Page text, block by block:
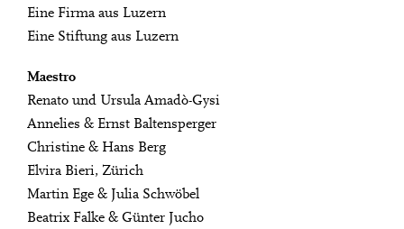
Eine Firma aus Luzern
Eine Stiftung aus Luzern
Maestro
Renato und Ursula Amadò-Gysi
Annelies & Ernst Baltensperger
Christine & Hans Berg
Elvira Bieri, Zürich
Martin Ege & Julia Schwöbel
Beatrix Falke & Günter Jucho